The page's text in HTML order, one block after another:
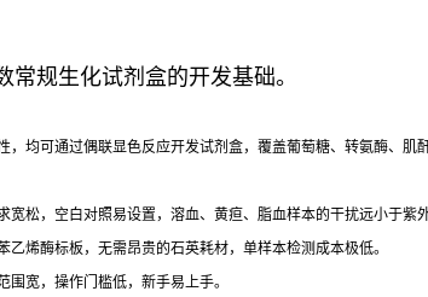
规生化试剂盒的开发基础。
均可通过偶联显色反应开发试剂盒，覆盖葡萄糖、转氨酶、肌
松，空白对照易设置，溶血、黄疸、脂血样本的干扰远小于紫外
烯酶标板，无需昂贵的石英耗材，单样本检测成本极低。
宽，操作门槛低，新手易上手。